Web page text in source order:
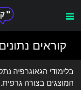
for:
קוראים
בלימודי הגאוגרפיה
המוצגים בצורה